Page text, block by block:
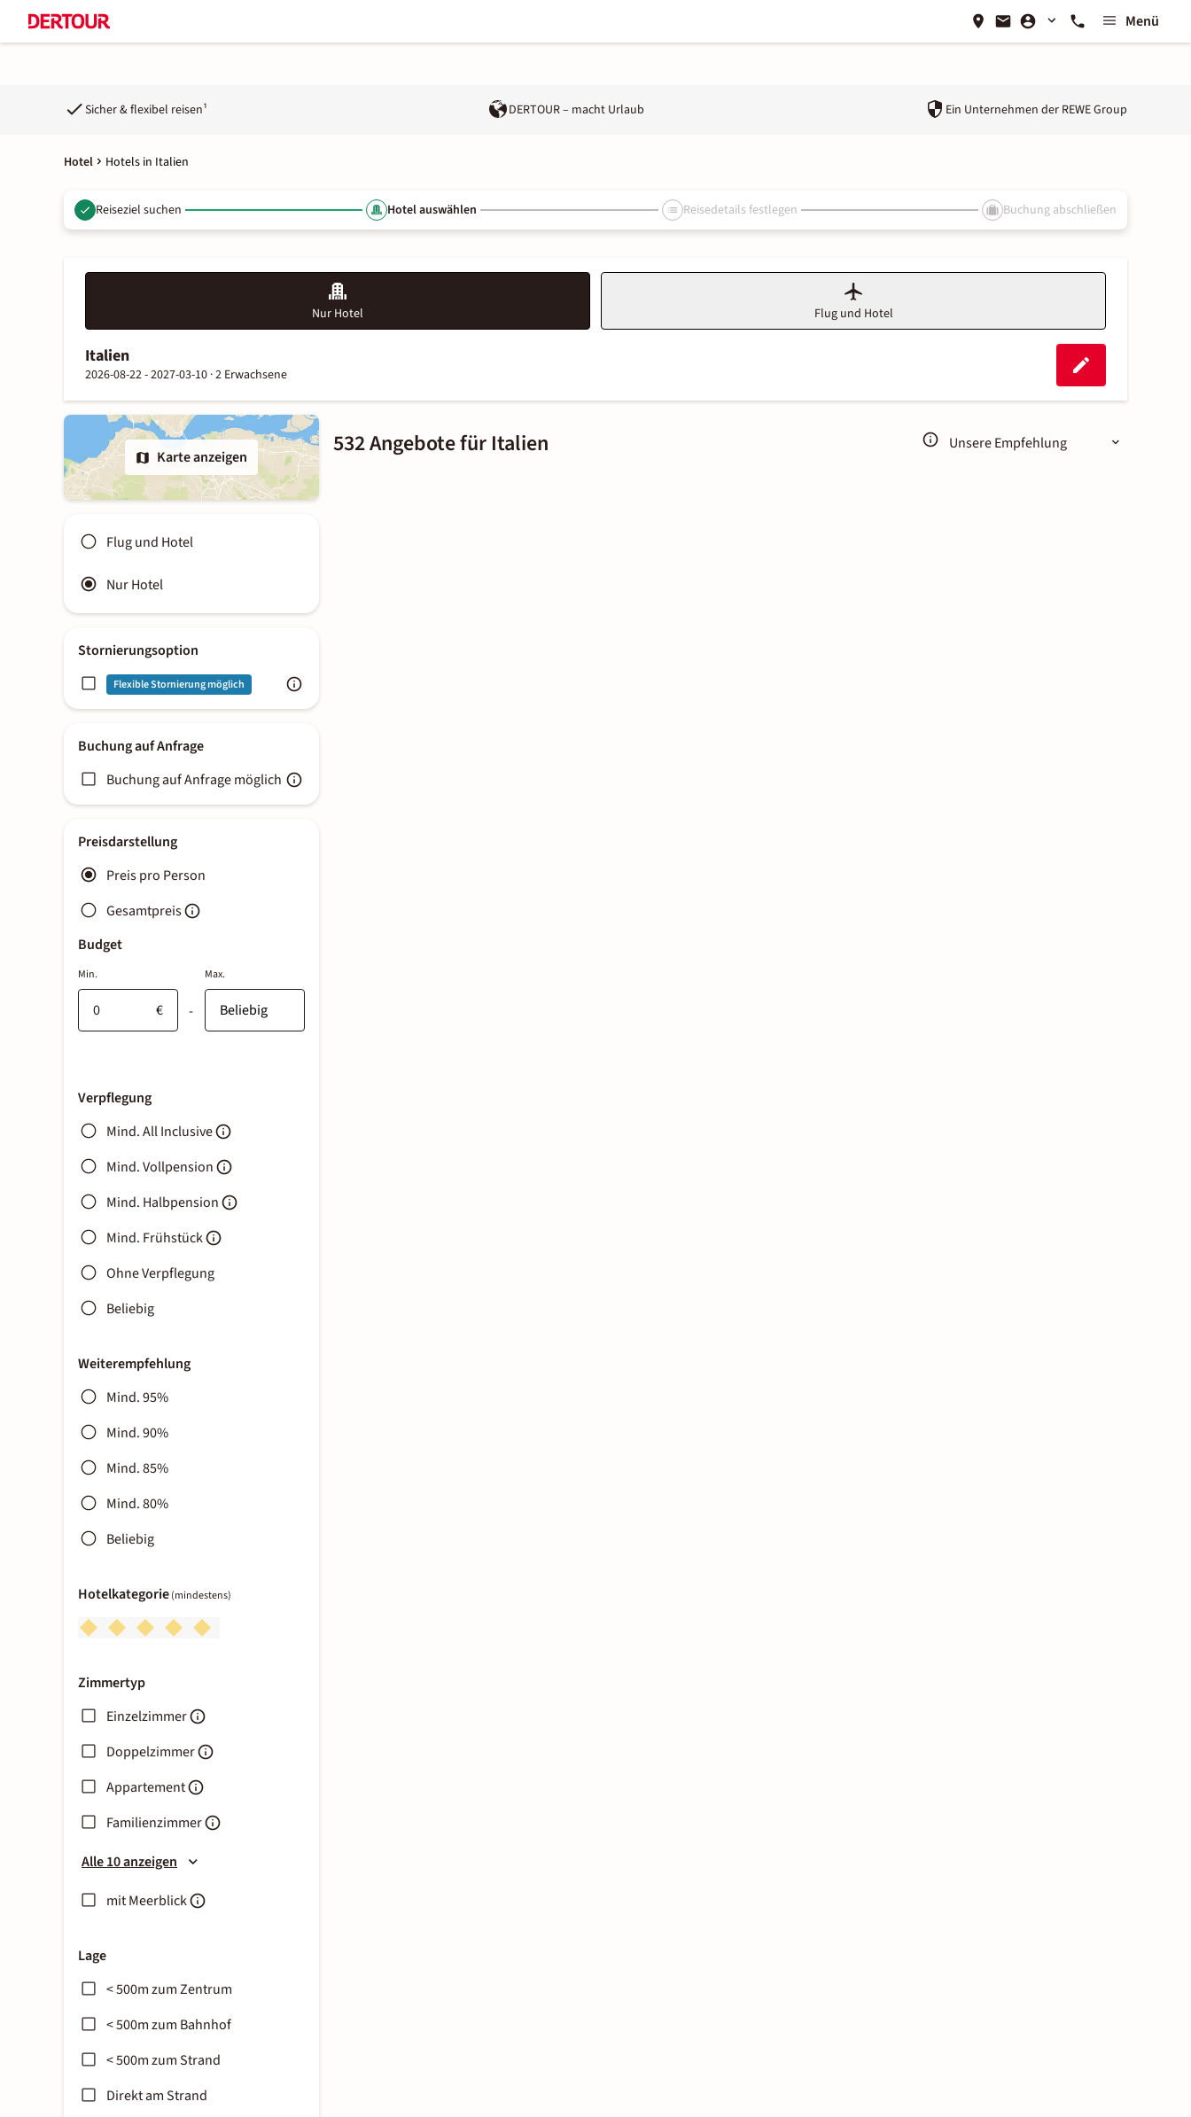
Menü
Sicher & flexibel reisen¹ DERTOUR – macht Urlaub Ein Unternehmen der REWE Group
Hotel Hotels in Italien
Reiseziel suchen Hotel auswählen Reisedetails festlegen Buchung abschließen
Nur Hotel Flug und Hotel
Italien
2026-08-22 - 2027-03-10 ·2 Erwachsene
Karte anzeigen
Flug und Hotel
Nur Hotel
Stornierungsoption
Flexible Stornierung möglich
Buchung auf Anfrage
Buchung auf Anfrage möglich
Preisdarstellung
Preis pro Person
Gesamtpreis
Budget
Min.
€ -
Max.
Verpflegung
Mind. All Inclusive
Mind. Vollpension
Mind. Halbpension
Mind. Frühstück
Ohne Verpflegung
Beliebig
Weiterempfehlung
Mind. 95%
Mind. 90%
Mind. 85%
Mind. 80%
Beliebig
Hotelkategorie(mindestens)
Zimmertyp
Einzelzimmer
Doppelzimmer
Appartement
Familienzimmer
Alle 10 anzeigen
mit Meerblick
Lage
< 500m zum Zentrum
< 500m zum Bahnhof
< 500m zum Strand
Direkt am Strand
532 Angebote für Italien